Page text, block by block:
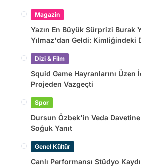
Magazin
Yazın En Büyük Sürprizi Burak
Yılmaz'dan Geldi: Kimliğindeki
Dizi & Film
Squid Game Hayranlarını Üzen
Projeden Vazgeçti
Spor
Dursun Özbek'in Veda
Soğuk Yanıt
Genel Kültür
Canlı Performansı Stüdyo